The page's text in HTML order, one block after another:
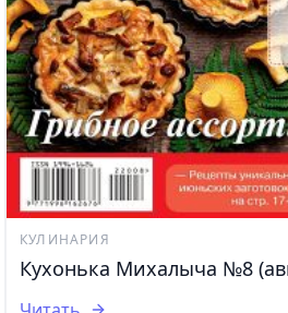
КУЛИНАРИЯ
Кухонька Михалыча №8